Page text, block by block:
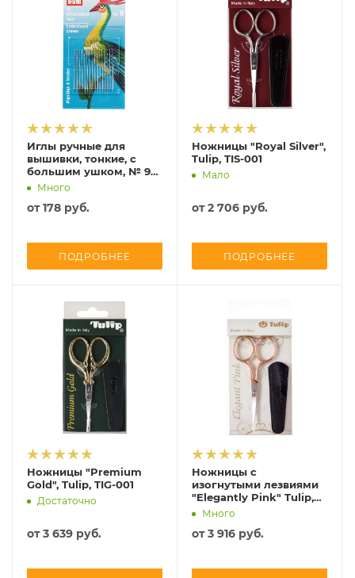
Иглы ручные для
вышивки, тонкие, с
большим ушком, № 9
(0,6*35мм), сталь
Prym, 12552
Много
от178 руб.
ПОДРОБНЕЕ
Ножницы "Royal Silver",
Tulip, TIS-001
Мало
от2 706 руб.
ПОДРОБНЕЕ
Ножницы "Premium
Gold", Tulip, TIG-001
Достаточно
от3 639 руб.
Ножницы с
изогнутыми лезвиями
"Elegantly Pink" Tulip,
TIC-001e
Много
от3 916 руб.